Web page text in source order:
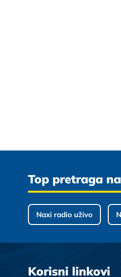
Top pretraga
Naxi radio uživo
Korisni linkovi